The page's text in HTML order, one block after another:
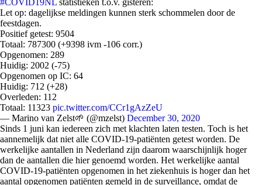
#COVID19NL statistieken t.o.v. gisteren:
Let op: dagelijkse meldingen kunnen sterk schommelen door de
feestdagen.
Positief getest: 9504
Totaal: 787300 (+9398 ivm -106 corr.)
Opgenomen: 289
Huidig: 2002 (-75)
Opgenomen op IC: 64
Huidig: 712 (+28)
Overleden: 112
Totaal: 11323 pic.twitter.com/CCr1gAzZeU
— Marino van Zelst🌱 (@mzelst) December 30, 2020
Sinds 1 juni kan iedereen zich met klachten laten testen. Toch is het
aannemelijk dat niet alle COVID-19-patiënten getest worden. De
werkelijke aantallen in Nederland zijn daarom waarschijnlijk hoger
dan de aantallen die hier genoemd worden. Het werkelijke aantal
COVID-19-patiënten opgenomen in het ziekenhuis is hoger dan het
aantal opgenomen patiënten gemeld in de surveillance, omdat de